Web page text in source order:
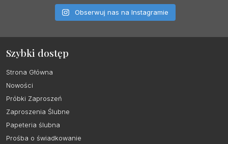
Obserwuj nas na Instagramie
Szybki dostęp
Strona Główna
Nowości
Próbki Zaproszeń
Zaproszenia Ślubne
Papeteria ślubna
Prośba o świadkowanie